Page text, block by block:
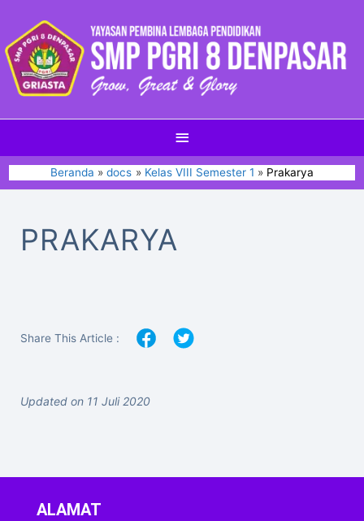
Beranda docs Kelas VIII Semester 1 Prakarya
PRAKARYA
Share This Article :
Updated on 11 Juli 2020
ALAMAT